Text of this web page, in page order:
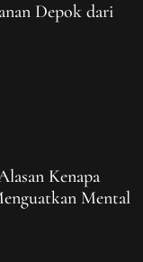
Depok dari
Kenapa
Mental